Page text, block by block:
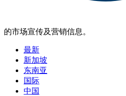
的市场宣传及营销信息。
最新
新加坡
东南亚
国际
中国